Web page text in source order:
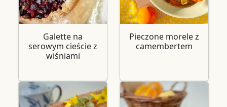
Galette na
serowym cieście z
wiśniami
Pieczone morele z
camembertem